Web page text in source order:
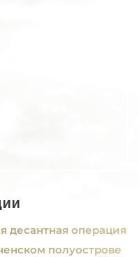
десантная операция
полуострове